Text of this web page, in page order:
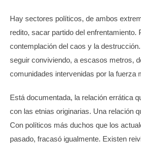
Hay sectores políticos, de ambos
redito, sacar partido del enfrentamiento.
contemplación del caos y la
seguir conviviendo, a escasos metros,
comunidades intervenidas por la fuerza
Está documentada, la relación errática
con las etnias originarias. Una relación
Con políticos más duchos que los
pasado, fracasó igualmente. Existen